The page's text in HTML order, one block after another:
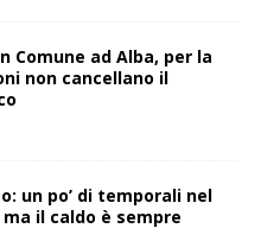
Comune ad Alba, per la
non cancellano il
un po’ di temporali nel
il caldo è sempre